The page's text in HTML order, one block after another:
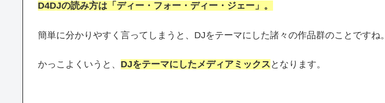
D4DJの読み方は「ディー・フォー・ディー・ジェー」。
簡単に分かりやすく言ってしまうと、DJをテーマにした諸々の作品群のことですね。
かっこよくいうと、 DJをテーマにしたメディアミックス となります。